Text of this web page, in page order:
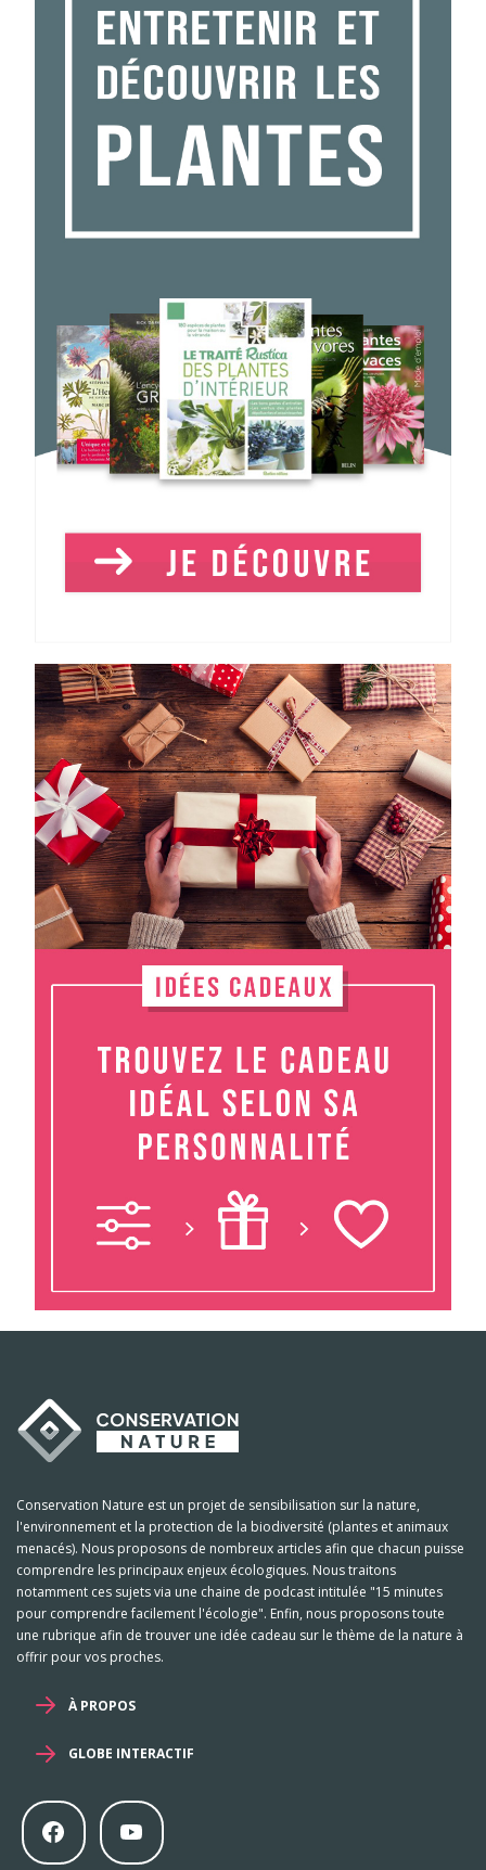
Conservation Nature est un projet de sensibilisation sur la nature,
l'environnement et la protection de la biodiversité (plantes et animaux
menacés). Nous proposons de nombreux articles afin que chacun puisse
comprendre les principaux enjeux écologiques. Nous traitons
notamment ces sujets via une chaine de podcast intitulée "15 minutes
pour comprendre facilement l'écologie". Enfin, nous proposons toute
une rubrique afin de trouver une idée cadeau sur le thème de la nature à
offrir pour vos proches.
À PROPOS
GLOBE INTERACTIF